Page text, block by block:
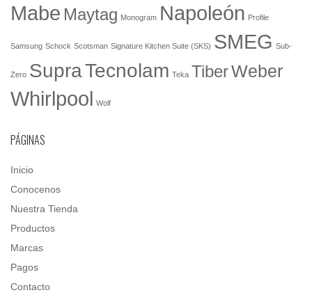
Mabe Maytag Monogram Napoleón Profile
Samsung Schock Scotsman Signature Kitchen Suite (SKS) SMEG Sub-
Zero SupraTecnolam Teka TiberWeber
Whirlpool Wolf
PÁGINAS
Inicio
Conocenos
Nuestra Tienda
Productos
Marcas
Pagos
Contacto